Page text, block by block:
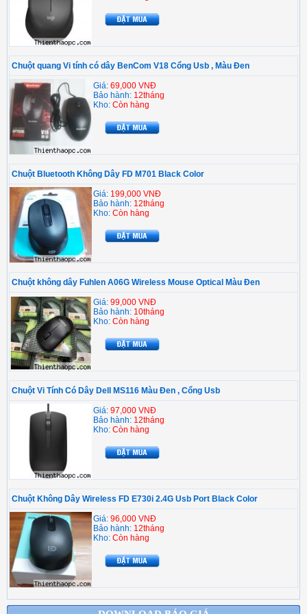
Chuột quang Vi tính có dây BenCom V18 Cổng Usb , Màu Đen
Giá: 69,000 VNĐ
Bảo hành: 12tháng
Kho: Còn hàng
Chuột Bluetooth Không Dây FD M701 Black Color
Giá: 199,000 VNĐ
Bảo hành: 12tháng
Kho: Còn hàng
Chuột không dây Fuhlen A06G Wireless Mouse Optical Màu Đen
Giá: 99,000 VNĐ
Bảo hành: 10tháng
Kho: Còn hàng
Chuột Vi Tính Có Dây Dell MS116 Màu Đen , Cổng Usb
Giá: 97,000 VNĐ
Bảo hành: 12tháng
Kho: Còn hàng
Chuột Không Dây Wireless FD E730i 2.4G Usb Port Black Color
Giá: 96,000 VNĐ
Bảo hành: 12tháng
Kho: Còn hàng